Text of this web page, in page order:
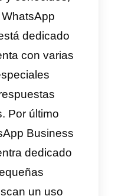
le dan las
la forma en como
pensada en un
hasta
en lo que es hoy.
3 versiones
primera es el